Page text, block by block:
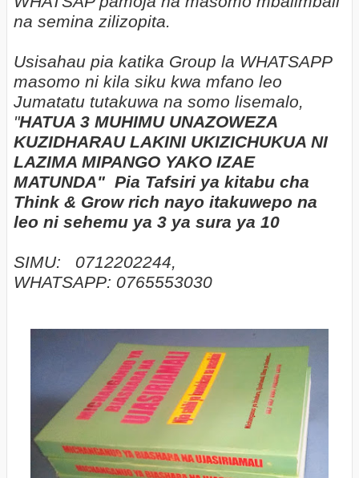
na semina zilizopita.
Usisahau pia katika Group la WHATSAPP
masomo ni kila siku kwa mfano leo
Jumatatu tutakuwa na somo lisemalo,
"HATUA 3 MUHIMU UNAZOWEZA
KUZIDHARAU LAKINI UKIZICHUKUA NI
LAZIMA MIPANGO YAKO IZAE
MATUNDA" Pia Tafsiri ya kitabu cha
Think & Grow rich nayo itakuwepo na
leo ni sehemu ya 3 ya sura ya 10
SIMU: 0712202244,
WHATSAPP: 0765553030